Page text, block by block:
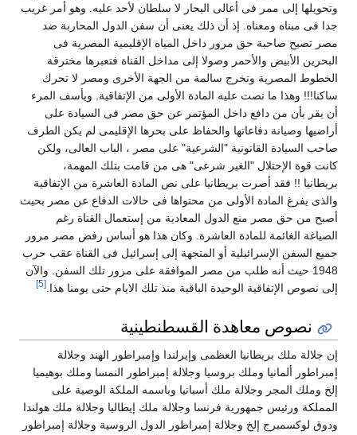
إلى ممر فى أعالى البحار لا سلطان لأحد عليه. وهو أمر غريب
فى مبناه ومعناه. إذ أن ذلك يعنى أن سفن الدول المحاربة ضد
تصبح صاحبة حق مرور داخل المياه الإقليمية المصرية فى
الأبيض والأحمر وصولا إلى مداخل القناة فتعبرها مخترقة
المصرية وتخرج سالمة من الجهة الأخرى ومصر لا تحرك
وهذا ما نصت عليه المادة الأولى من الإتفاقية. ويأسف المرء
يقر بأن من دافع داخل المؤتمر عن حق مصر فى السيادة على
وصيانة دفاعاتها والحفاظ على بحرها الإقليمى لم يكن الطرف
السيادة القانونية "الشرعية" على مصر ، الباب العالى، ولكن
قوة الإحتلال "الغير شرعى" هى من قامت بتلك المهمة،
!! فقد أصرت بريطانيا على نص المادة العاشرة من الإتفاقية
يفرغ المادة الأولى من محتواها فى حالات الدفاع عن مصر بحيث
من حق مصر منع الدول المعادية من إستعمال القناة رغم
الغائمة للمادة العاشرة. وكان هذا هو أساس رفض مصر مرور
السفن الإسرائيلية أو المتجهة إلى إسرائيل فى القناة عقب حرب
1948 حيث أنه طلب من مصر الموافقة على مرور تلك السفن. والآن
نصوص الإتفاقية الوحيدة الباقية منذ تلك الايام حتى يومنا هذا.
نصوص معاهدة القسطنطينية
جلالة ملك بريطانيا العظمى وإيرلندا وإمبراطور الهند وجلالة
ألمانيا وملك بروسيا وجلالة إمبراطور النمسا وملك بوهيميا
وملك المجر وجلالة ملك أسبانيا وباسمه الملكة الوصية على
ورئيس جمهورية فرنسا وجلالة ملك إيطاليا وجلالة ملك هولندا
لوكسمبرج إلخ وجلالة إمبراطور الدول الروسية وجلالة إمبراطور